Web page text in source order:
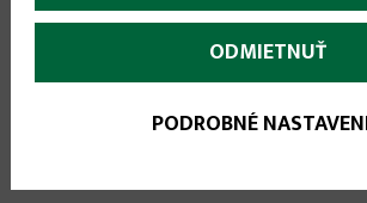
ODMIETNUŤ
PODROBNÉ